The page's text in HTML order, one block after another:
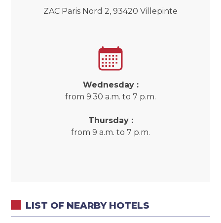
ZAC Paris Nord 2, 93420 Villepinte
Wednesday :
from 9:30 a.m. to 7 p.m.
Thursday :
from 9 a.m. to 7 p.m.
LIST OF NEARBY HOTELS